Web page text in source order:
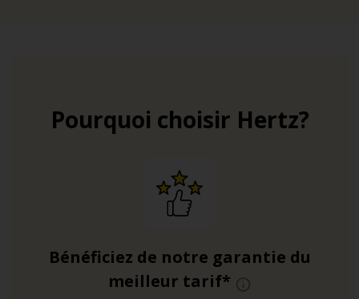
Pourquoi choisir Hertz?
Bénéficiez de notre garantie du
meilleur tarif*